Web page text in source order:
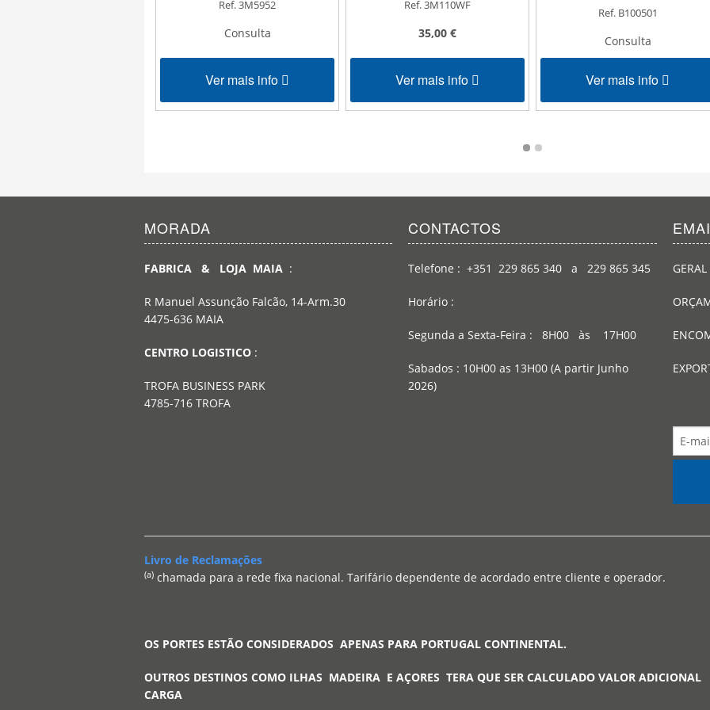
Ref. 3M110WF
Ver mais info
Ref. B100501
Ver mais info Ver mais info
MORADA
FABRICA & LOJA MAIA :
R Manuel Assunção Falcão, 14-Arm.30
4475-636 MAIA
CENTRO LOGISTICO :
TROFA BUSINESS PARK
4785-716 TROFA
CONTACTOS
Telefone : +351 229 865 340 a 229 865 345
Horário :
Segunda a Sexta-Feira : 8H00 às 17H00
Sabados : 10H00 as 13H00 (A partir Junho
2026)
Livro de Reclamações
(a) chamada para a rede fixa nacional. Tarifário dependente de acordado entre cliente e operador.
OS PORTES ESTÃO CONSIDERADOS APENAS PARA PORTUGAL CONTINENTAL.
OUTROS DESTINOS COMO ILHAS MADEIRA E AÇORES TERA QUE SER CALCULADO VALOR
CARGA